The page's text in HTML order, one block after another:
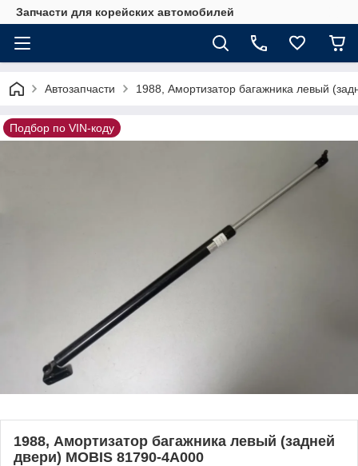
Запчасти для корейских автомобилей
Автозапчасти 1988, Амортизатор багажника левый
Подбор по VIN-коду
1988, Амортизатор багажника левый (задней
двери) MOBIS 81790-4A000